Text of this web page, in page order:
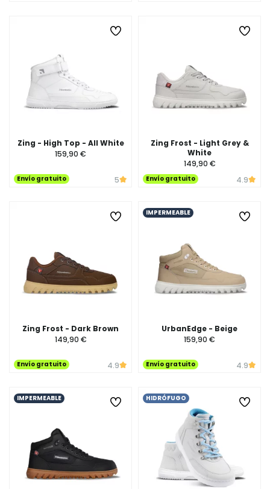
Zing - High Top - All White
159,90 €
Envío gratuito 5
Zing Frost - Light Grey &
White
149,90 €
Envío gratuito 4.9
Zing Frost - Dark Brown
149,90 €
Envío gratuito 4.9
IMPERMEABLE
UrbanEdge - Beige
159,90 €
Envío gratuito 4.9
IMPERMEABLE HIDRÓFUGO